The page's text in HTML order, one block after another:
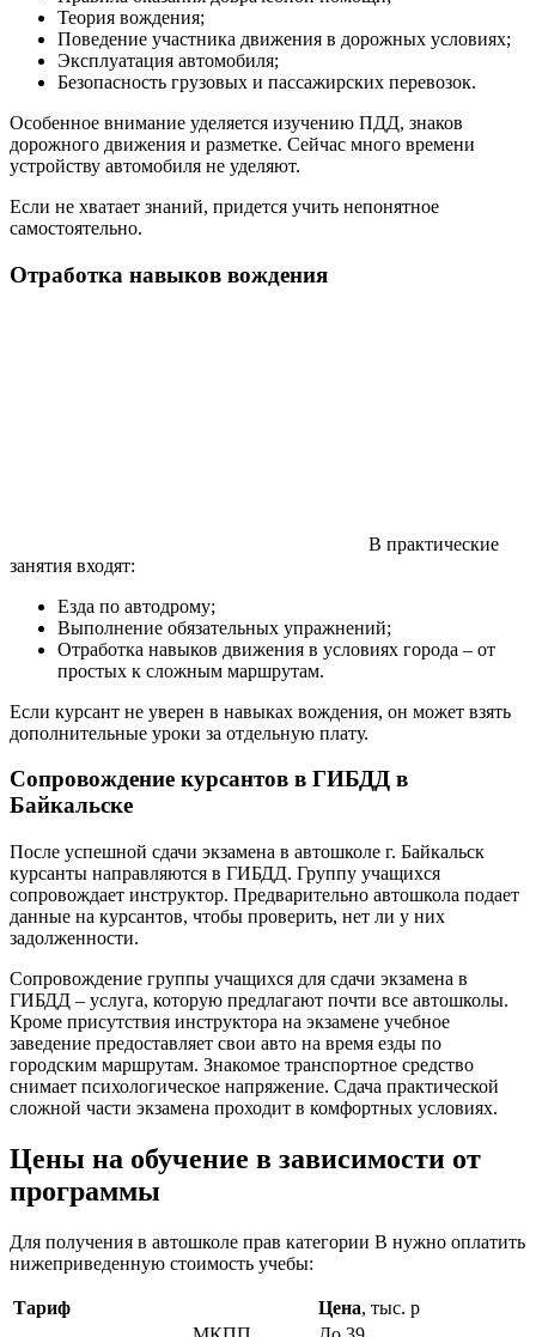
Теория вождения;
Поведение участника движения в дорожных условиях;
Эксплуатация автомобиля;
Безопасность грузовых и пассажирских перевозок.
Особенное внимание уделяется изучению ПДД, знаков
дорожного движения и разметке. Сейчас много времени
устройству автомобиля не уделяют.
Если не хватает знаний, придется учить непонятное
самостоятельно.
Отработка навыков вождения
В практические
занятия входят:
Езда по автодрому;
Выполнение обязательных упражнений;
Отработка навыков движения в условиях города – от
простых к сложным маршрутам.
Если курсант не уверен в навыках вождения, он может взять
дополнительные уроки за отдельную плату.
Сопровождение курсантов в ГИБДД в
Байкальске
После успешной сдачи экзамена в автошколе г. Байкальск
курсанты направляются в ГИБДД. Группу учащихся
сопровождает инструктор. Предварительно автошкола подает
данные на курсантов, чтобы проверить, нет ли у них
задолженности.
Сопровождение группы учащихся для сдачи экзамена в
ГИБДД – услуга, которую предлагают почти все автошколы.
Кроме присутствия инструктора на экзамене учебное
заведение предоставляет свои авто на время езды по
городским маршрутам. Знакомое транспортное средство
снимает психологическое напряжение. Сдача практической
сложной части экзамена проходит в комфортных условиях.
Цены на обучение в зависимости от
программы
Для получения в автошколе прав категории В нужно оплатить
нижеприведенную стоимость учебы:
Тариф Цена, тыс. р